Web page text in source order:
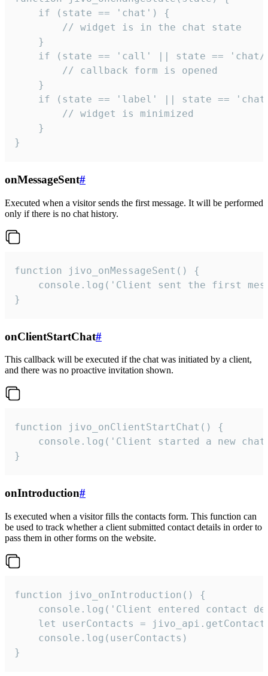
    if (state == 'chat') {
        // widget is in the chat state
    }
if (state == 'call' || state ==
        // callback form is opened
    }
if (state == 'label' || state ==
        // widget is minimized
    }
}
onMessageSent#
Executed when a visitor sends the first message. It will be performed
only if there is no chat history.
function jivo_onMessageSent() {
console.log('Client sent the first
}
onClientStartChat#
This callback will be executed if the chat was initiated by a client,
and there was no proactive invitation shown.
function jivo_onClientStartChat() {
console.log('Client started a new
}
onIntroduction#
Is executed when a visitor fills the contacts form. This function can
be used to track whether a client submitted contact details in order to
pass them in other forms on the website.
function jivo_onIntroduction() {
console.log('Client entered contact
let userContacts =
    console.log(userContacts)
}